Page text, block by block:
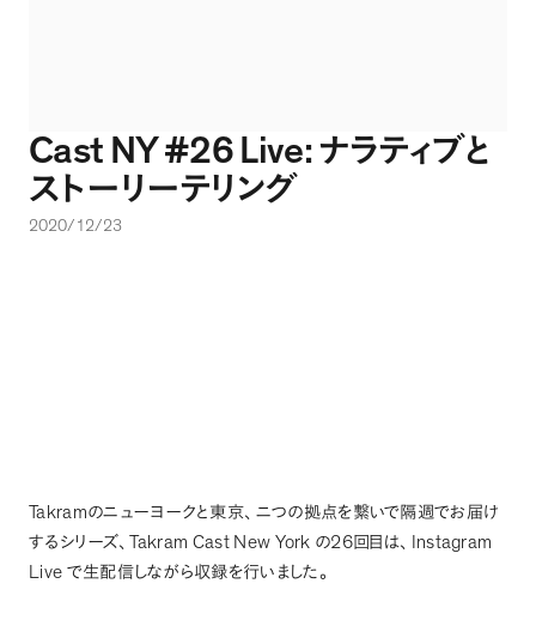
Cast NY #26 Live: ナラティブと
ストーリーテリング
2020/12/23
Takramのニューヨークと東京、 ニつの拠点を繋いで隔週でお届け
するシリーズ、 Takram Cast New York の26 回目は、
Instagram
Live で生配信しながら収録を行いました。